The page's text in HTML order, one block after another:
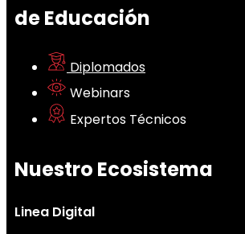
de Educación
Diplomados
Webinars
Expertos Técnicos
Nuestro Ecosistema
Linea Digital